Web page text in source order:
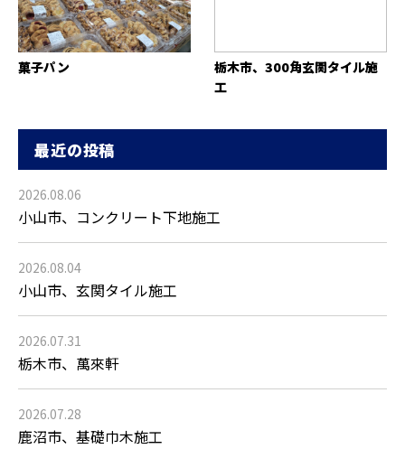
菓子パン
栃木市、300角玄関タイル施
工
最近の投稿
2026.08.06
小山市、コンクリート下地施工
2026.08.04
小山市、玄関タイル施工
2026.07.31
栃木市、萬來軒
2026.07.28
鹿沼市、基礎巾木施工